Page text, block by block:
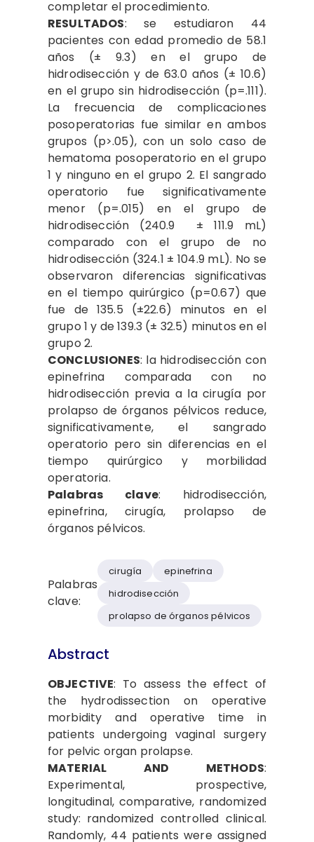
completar el procedimiento.
RESULTADOS: se estudiaron 44
pacientes con edad promedio de 58.1
años (± 9.3) en el grupo de
hidrodisección y de 63.0 años (± 10.6)
en el grupo sin hidrodisección (p=.111).
La frecuencia de complicaciones
posoperatorias fue similar en ambos
grupos (p>.05), con un solo caso de
hematoma posoperatorio en el grupo
1 y ninguno en el grupo 2. El sangrado
operatorio fue significativamente
menor (p=.015) en el grupo de
hidrodisección (240.9 ± 111.9 mL)
comparado con el grupo de no
hidrodisección (324.1 ± 104.9 mL). No se
observaron diferencias significativas
en el tiempo quirúrgico (p=0.67) que
fue de 135.5 (±22.6) minutos en el
grupo 1 y de 139.3 (± 32.5) minutos en el
grupo 2.
CONCLUSIONES: la hidrodisección con
epinefrina comparada con no
hidrodisección previa a la cirugía por
prolapso de órganos pélvicos reduce,
significativamente, el sangrado
operatorio pero sin diferencias en el
tiempo quirúrgico y morbilidad
operatoria.
Palabras clave: hidrodisección,
epinefrina, cirugía, prolapso de
órganos pélvicos.
Palabras
clave:
cirugía
epinefrina
hidrodisección
prolapso de órganos pélvicos
Abstract
OBJECTIVE: To assess the effect of
the hydrodissection on operative
morbidity and operative time in
patients undergoing vaginal surgery
for pelvic organ prolapse.
MATERIAL AND METHODS:
Experimental, prospective,
longitudinal, comparative, randomized
study: randomized controlled clinical.
Randomly, 44 patients were assigned